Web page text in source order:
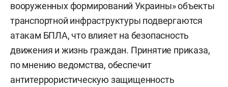
вооруженных формирований Украины» объекты
транспортной инфраструктуры подвергаются
атакам БПЛА, что влияет на безопасность
движения и жизнь граждан. Принятие приказа,
по мнению ведомства, обеспечит
антитеррористическую защищенность